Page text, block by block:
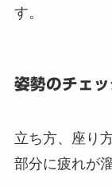
す。
姿勢のチェッ
立ち方、座り
部分に疲れが